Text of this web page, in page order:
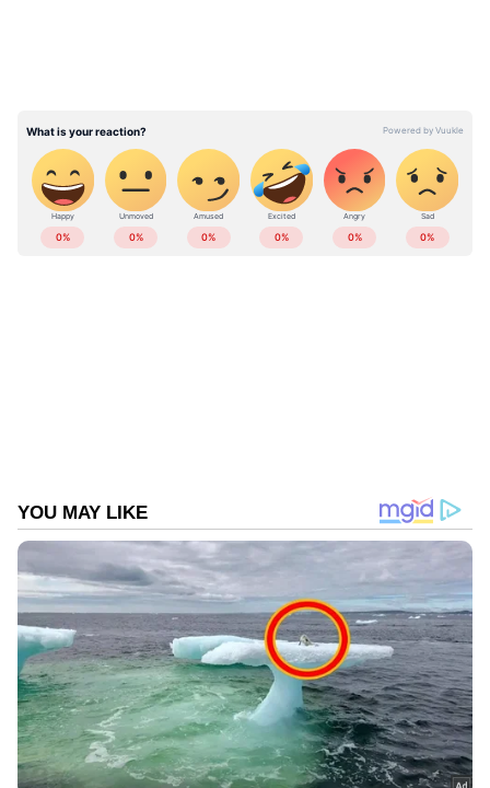
അദാനിക്കെതിരായ അന്വേഷണം
പൂര്‍ത്തിയാക്കാന്‍ 15 ദിവസം കൂടി സമയം
ചോദിച്ച് സെബി
ABOUT THE AUTHOR
DOWNLOAD APP